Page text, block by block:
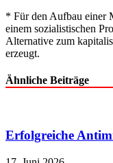
* Für den Aufbau einer
einem sozialistischen
Alternative zum
erzeugt.
Ähnliche Beiträge
Erfolgreiche